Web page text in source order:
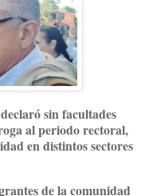
sin facultades
al periodo rectoral,
en distintos sectores
de la comunidad